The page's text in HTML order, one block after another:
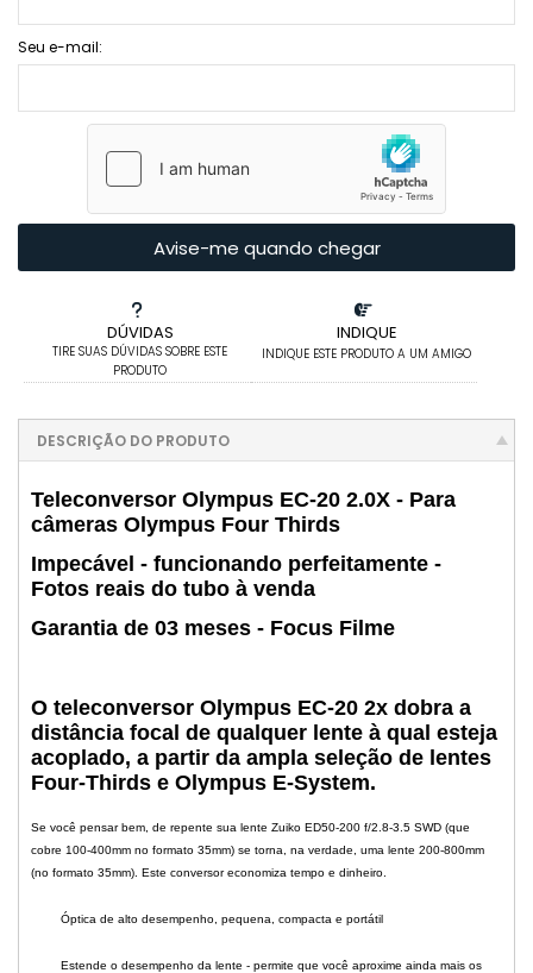
DÚVIDAS
TIRE SUAS DÚVIDAS SOBRE ESTE
PRODUTO
INDIQUE
INDIQUE ESTE PRODUTO A UM AMIGO
Seu e-mail:
Avise-me quando chegar
DESCRIÇÃO DO PRODUTO
Teleconversor Olympus EC-20 2.0X - Para
câmeras Olympus Four Thirds
Impecável - funcionando perfeitamente -
Fotos reais do tubo à venda
Garantia de 03 meses - Focus Filme
O teleconversor Olympus EC-20 2x dobra a
distância focal de qualquer lente à qual esteja
acoplado, a partir da ampla seleção de lentes
Four-Thirds e Olympus E-System.
Se você pensar bem, de repente sua lente Zuiko ED50-200 f/2.8-3.5 SWD (que
cobre 100-400mm no formato 35mm) se torna, na verdade, uma lente 200-800mm
(no formato 35mm). Este conversor economiza tempo e dinheiro.
Óptica de alto desempenho, pequena, compacta e portátil
Estende o desempenho da lente - permite que você aproxime ainda mais os